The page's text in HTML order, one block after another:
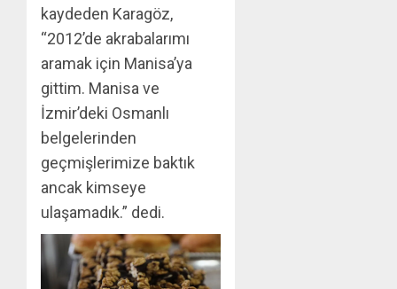
kaydeden Karagöz,
“2012’de akrabalarımı
aramak için Manisa’ya
gittim. Manisa ve
İzmir’deki Osmanlı
belgelerinden
geçmişlerimize baktık
ancak kimseye
ulaşamadık.” dedi.